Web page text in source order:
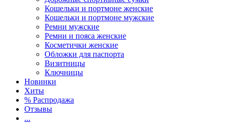
Кошельки и портмоне женские
Кошельки и портмоне мужские
Ремни мужские
Ремни и пояса женские
Косметички женские
Обложки для паспорта
Визитницы
Ключницы
Новинки
Хиты
% Распродажа
Отзывы
...